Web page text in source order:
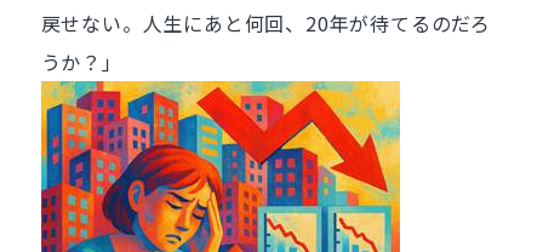
戻せない。人生にあと何回、20年が待てるのだろ
うか？」